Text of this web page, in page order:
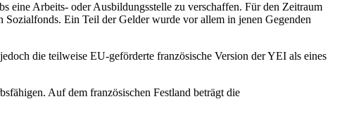
eine Arbeits- oder Ausbildungsstelle zu verschaffen. Für den Zeitraum
Ein Teil der Gelder wurde vor allem in jenen Gegenden
die teilweise EU-geförderte französische Version der YEI als eines
Auf dem französischen Festland beträgt die